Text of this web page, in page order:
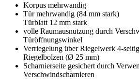
Korpus mehrwandig
Tür mehrwandig (84 mm stark)
Türblatt 12 mm stark
volle Raumausnutzung durch
Türöffnungswinkel
Verriegelung über Riegelwerk 4-
Riegelbolzen (Ø 25 mm)
Scharnierseite gesichert durch
Verschwindscharnieren